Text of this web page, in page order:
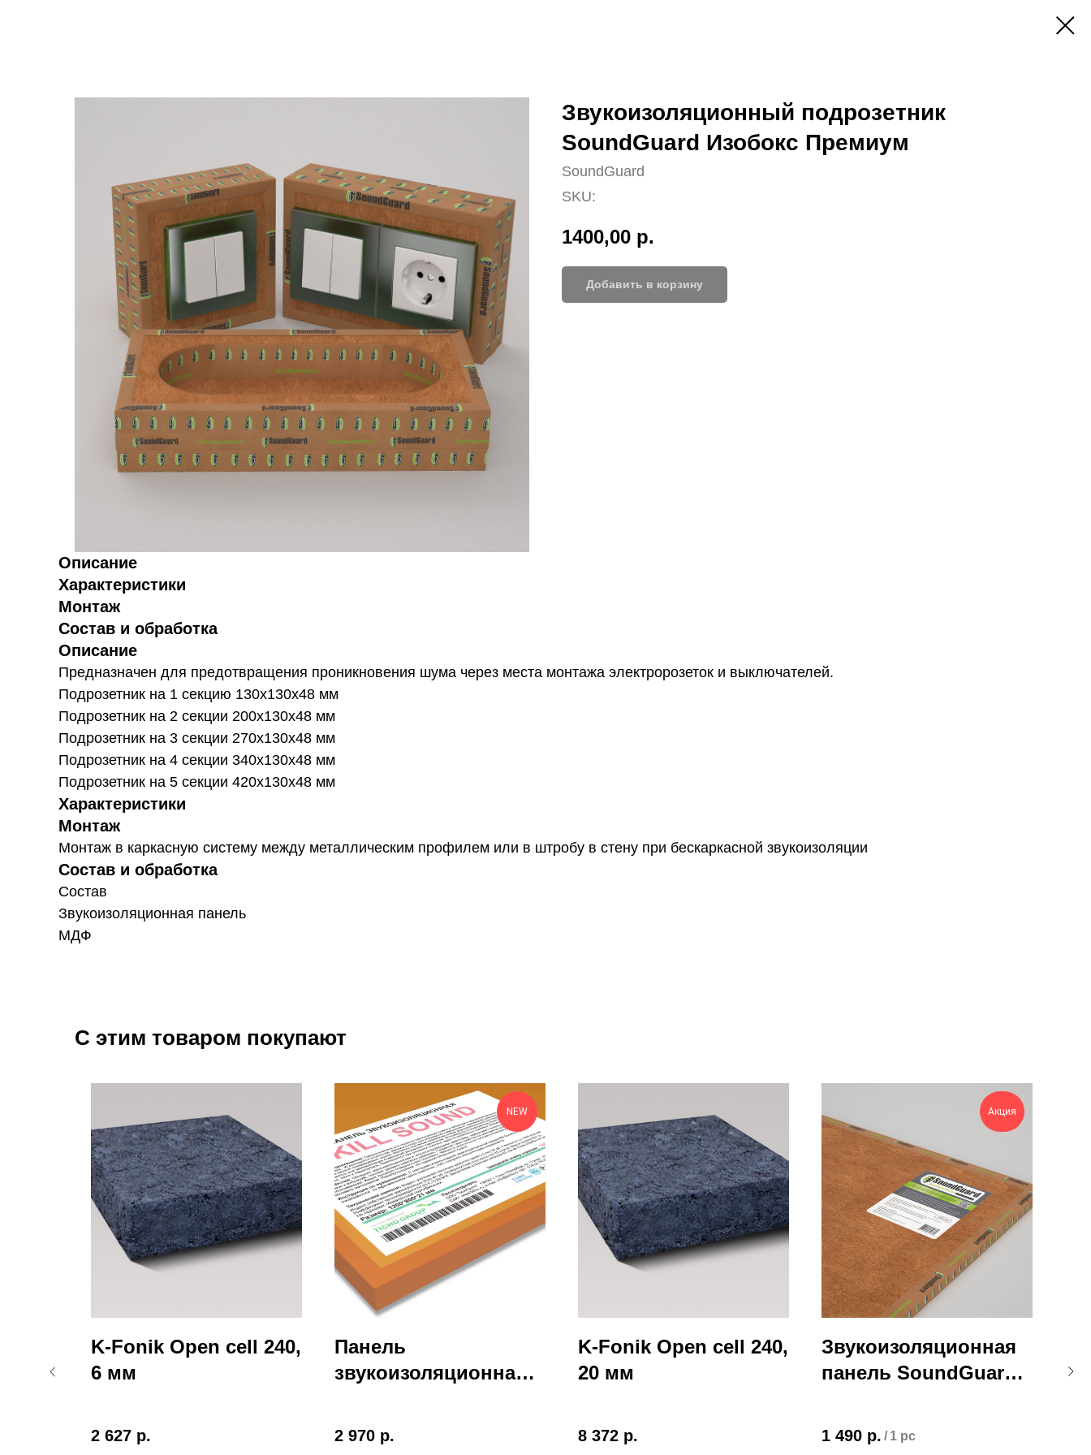
Звукоизоляционный подрозетник
SoundGuard Изобокс Премиум
SoundGuard
SKU:
1400,00 р.
Добавить в корзину
Описание
Характеристики
Монтаж
Состав и обработка
Описание
Предназначен для предотвращения проникновения шума через места монтажа электророзеток и выключателей.
Подрозетник на 1 секцию 130х130х48 мм
Подрозетник на 2 секции 200х130х48 мм
Подрозетник на 3 секции 270х130х48 мм
Подрозетник на 4 секции 340х130х48 мм
Подрозетник на 5 секции 420х130х48 мм
Характеристики
Монтаж
Монтаж в каркасную систему между металлическим профилем или в штробу в стену при бескаркасной звукоизоляции
Состав и обработка
Состав
Звукоизоляционная панель
МДФ
С этим товаром покупают
K-Fonik Open cell 240,
6 мм
2 627 р.
NEW
Панель
звукоизоляционная
2 970 р.
K-Fonik Open cell 240,
20 мм
8 372 р.
Акция
Звукоизоляционная
панель SoundGuard
1 490 р. / 1 pc